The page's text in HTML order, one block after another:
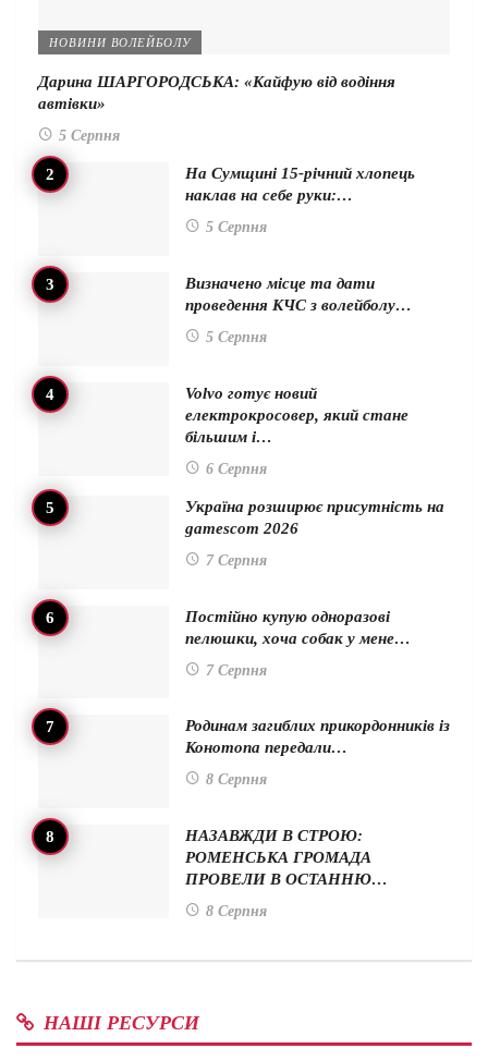
НОВИНИ ВОЛЕЙБОЛУ
Дарина ШАРГОРОДСЬКА: «Кайфую від водіння
автівки»
5 Серпня
На Сумщині 15-річний хлопець
наклав на себе руки:…
5 Серпня
Визначено місце та дати
проведення КЧС з волейболу…
5 Серпня
Volvo готує новий
електрокросовер, який стане
більшим і…
6 Серпня
Україна розширює присутність на
gamescom 2026
7 Серпня
Постійно купую одноразові
пелюшки, хоча собак у мене…
7 Серпня
Родинам загиблих прикордонників із
Конотопа передали…
8 Серпня
НАЗАВЖДИ В СТРОЮ:
РОМЕНСЬКА ГРОМАДА
ПРОВЕЛИ В ОСТАННЮ…
8 Серпня
НАШІ РЕСУРСИ